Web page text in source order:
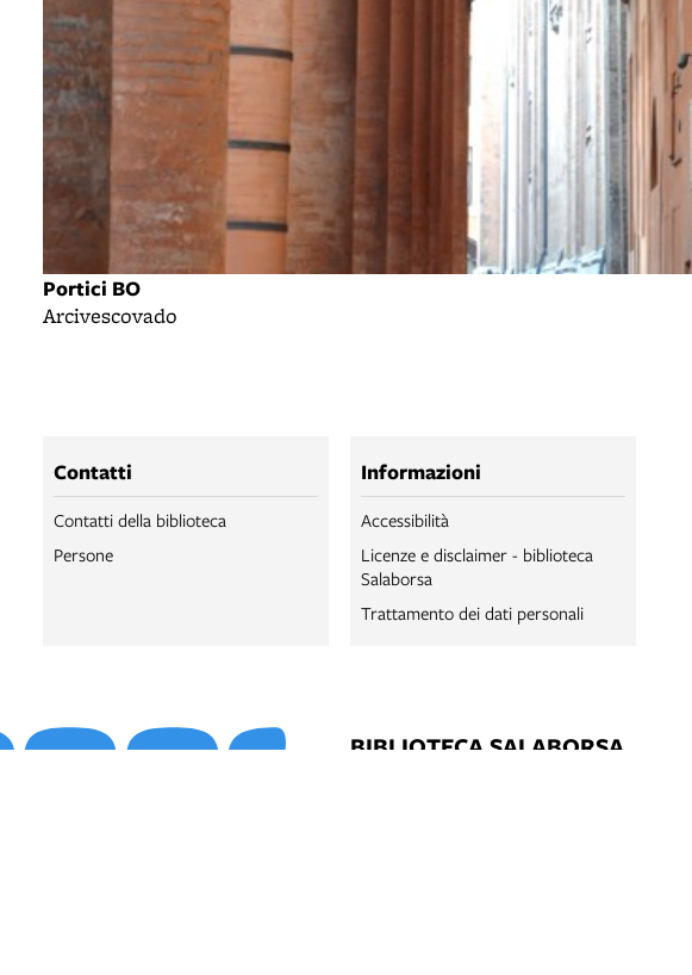
Portici BO
Arcivescovado
Contatti
Contatti della biblioteca
Persone
Informazioni
Accessibilità
Licenze e disclaimer - biblioteca
Salaborsa
Trattamento dei dati personali
BIBLIOTECA SALABORSA